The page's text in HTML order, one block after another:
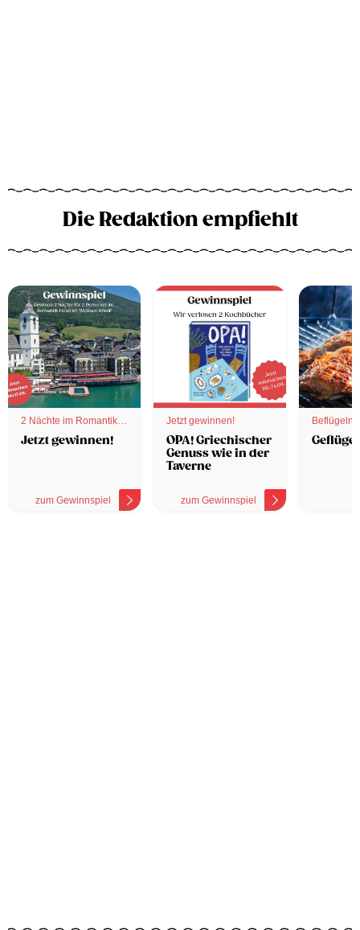
Die Redaktion empfiehlt
2 Nächte im Romantik
Hotel
Jetzt gewinnen!
zum Gewinnspiel
Jetzt gewinnen!
OPA! Griechischer
Genuss wie in der
Taverne
zum Gewinnspiel